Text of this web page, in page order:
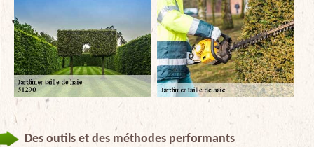
Des outils et des méthodes performants